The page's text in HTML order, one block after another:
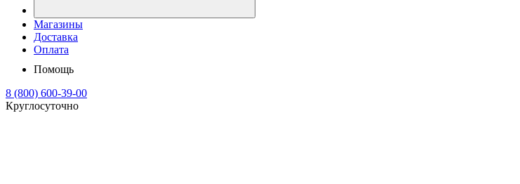
Магазины
Доставка
Оплата
Помощь
8 (800) 600-39-00
Круглосуточно